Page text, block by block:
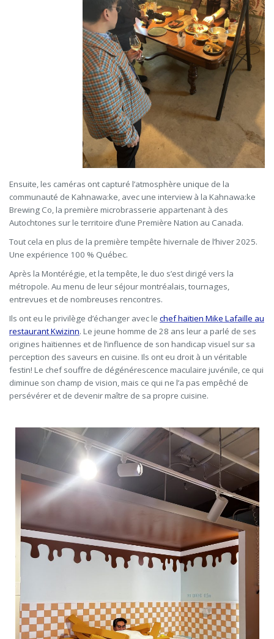
Ensuite, les caméras ont capturé l’atmosphère unique de la
communauté de Kahnawa:ke, avec une interview à la Kahnawa:ke
Brewing Co, la première microbrasserie appartenant à des
Autochtones sur le territoire d’une Première Nation au Canada.
Tout cela en plus de la première tempête hivernale de l’hiver 2025.
Une expérience 100 % Québec.
Après la Montérégie, et la tempête, le duo s’est dirigé vers la
métropole. Au menu de leur séjour montréalais, tournages,
entrevues et de nombreuses rencontres.
Ils ont eu le privilège d’échanger avec le chef haïtien Mike Lafaille au
restaurant Kwizinn. Le jeune homme de 28 ans leur a parlé de ses
origines haïtiennes et de l’influence de son handicap visuel sur sa
perception des saveurs en cuisine. Ils ont eu droit à un véritable
festin! Le chef souffre de dégénérescence maculaire juvénile, ce qui
diminue son champ de vision, mais ce qui ne l’a pas empêché de
persévérer et de devenir maître de sa propre cuisine.